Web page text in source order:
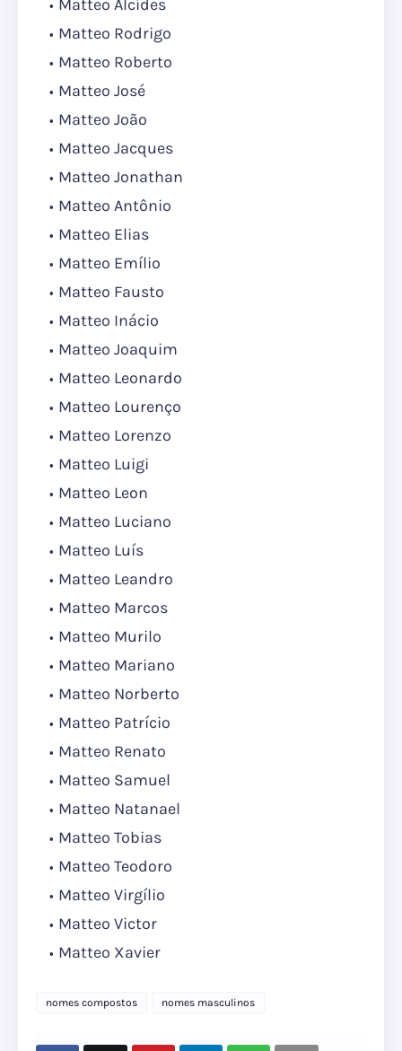
Matteo Alcídes
Matteo Rodrigo
Matteo Roberto
Matteo José
Matteo João
Matteo Jacques
Matteo Jonathan
Matteo Antônio
Matteo Elias
Matteo Emílio
Matteo Fausto
Matteo Inácio
Matteo Joaquim
Matteo Leonardo
Matteo Lourenço
Matteo Lorenzo
Matteo Luigi
Matteo Leon
Matteo Luciano
Matteo Luís
Matteo Leandro
Matteo Marcos
Matteo Murilo
Matteo Mariano
Matteo Norberto
Matteo Patrício
Matteo Renato
Matteo Samuel
Matteo Natanael
Matteo Tobias
Matteo Teodoro
Matteo Virgílio
Matteo Victor
Matteo Xavier
nomes compostos nomes masculinos